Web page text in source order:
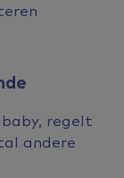
baby, regelt
andere